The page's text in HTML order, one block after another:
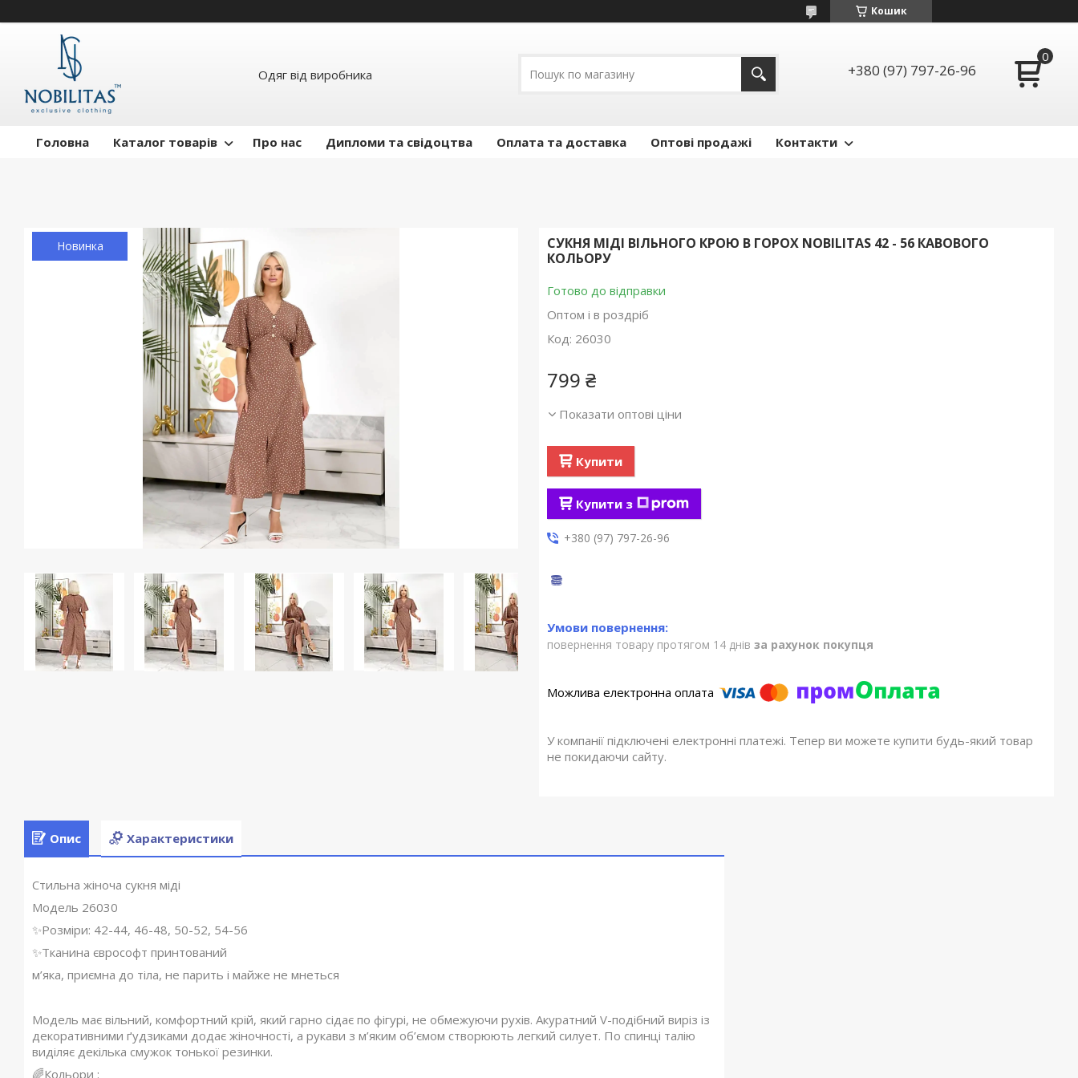
Кошик
Одяг від виробника +380 (97) 797-26-96
Головна Каталог товарів Про нас Дипломи та свідоцтва Оплата та доставка Оптові продажі Контакти
Новинка
СУКНЯ МIДI ВIЛЬНОГО КРОЮ В ГОРОХ NOBILITAS 42 - 56 КАВОВОГО
КОЛЬОРУ
Готово до відправки
Оптом і в роздріб
Код: 26030
799 ₴
Показати оптові ціни
Купити
Купити з
+380 (97) 797-26-96
повернення товару протягом 14 днів за рахунок покупця
У компанії підключені електронні платежі. Тепер ви можете купити будь-який товар
не покидаючи сайту.
Опис Характеристики
Стильна жіноча сукня міді
Модель 26030
✨Розміри: 42-44, 46-48, 50-52, 54-56
✨Тканина єврософт принтований
м’яка, приємна до тіла, не парить і майже не мнеться
Модель має вільний, комфортний крій, який гарно сідає по фігурі, не обмежуючи рухів. Акуратний V-подібний виріз із
декоративними ґудзиками додає жіночності, а рукави з м’яким об’ємом створюють легкий силует. По спинці талію
виділяє декілька смужок тонької резинки.
🌈Кольори :